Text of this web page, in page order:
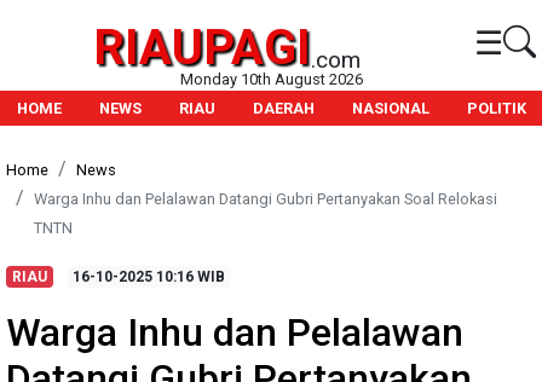
RIAUPAGI.com ☰
Monday 10th August 2026
HOME
NEWS RIAU DAERAH NASIONAL POLITIK
Home
News
Warga Inhu dan Pelalawan Datangi Gubri Pertanyakan Soal Relokasi
TNTN
RIAU 16-10-2025 10:16 WIB
Warga Inhu dan Pelalawan